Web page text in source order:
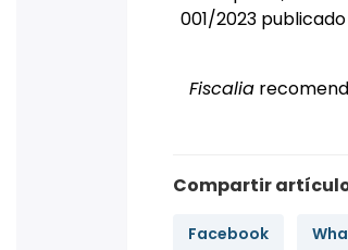
001/2023
Fiscalia
Compartir
Facebook